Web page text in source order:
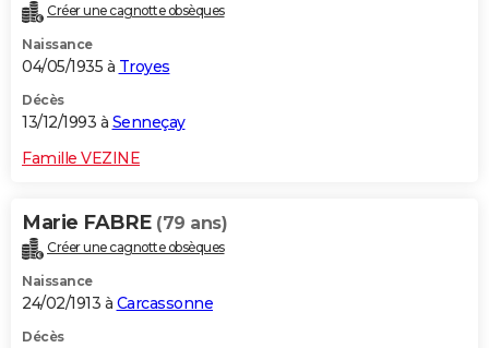
Créer une cagnotte obsèques
Naissance
04/05/1935 à Troyes
Décès
13/12/1993 à Senneçay
Famille VEZINE
Marie FABRE (79 ans)
Créer une cagnotte obsèques
Naissance
24/02/1913 à Carcassonne
Décès